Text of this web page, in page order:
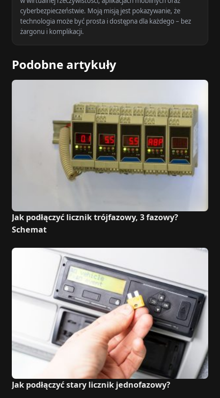
cyberbezpieczeństwie. Moją misją jest pokazywanie, że
technologia może być prosta i dostępna dla każdego – bez
żargonu i komplikacji.
Podobne artykuły
Jak podłączyć licznik trójfazowy, 3 fazowy?
Schemat
Jak podłączyć stary licznik jednofazowy?